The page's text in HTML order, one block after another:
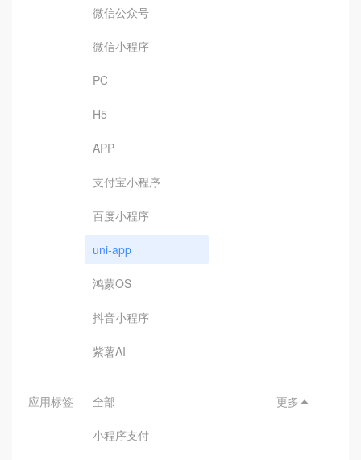
微信公众号
微信小程序
PC
H5
APP
支付宝小程序
百度小程序
uni-app
鸿蒙OS
抖音小程序
紫薯AI
应用标签 全部
小程序支付
更多 